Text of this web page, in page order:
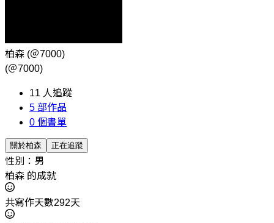
柏森 (＠7000)
(＠7000)
11 人追蹤
5 部作品
0 個書單
關於柏森 正在追蹤
性別：男
柏森 的成就
共寫作天數292天